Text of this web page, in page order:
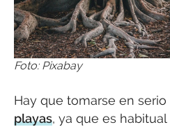
Foto: Pixabay
Hay que tomarse en serio
playas, ya que es